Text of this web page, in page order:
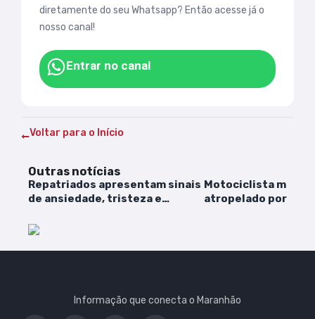
diretamente do seu Whatsapp? Então acesse já o
nosso canal!
Entrar no canal
Voltar para o Início
Outras notícias
Repatriados apresentam sinais
de ansiedade, tristeza e
Motociclista morre
atropelado por
Informação que conecta o Maranhão